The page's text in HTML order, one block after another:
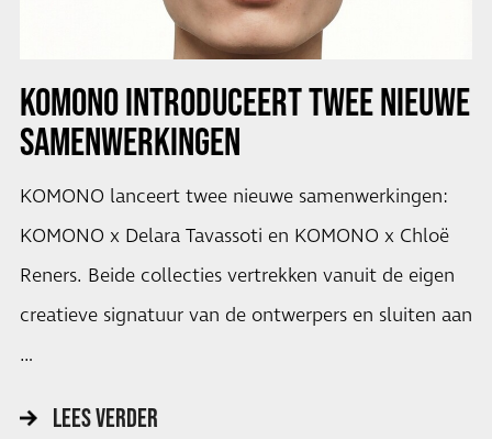
KOMONO INTRODUCEERT TWEE NIEUWE
SAMENWERKINGEN
KOMONO lanceert twee nieuwe samenwerkingen:
KOMONO x Delara Tavassoti en KOMONO x Chloë
Reners. Beide collecties vertrekken vanuit de eigen
creatieve signatuur van de ontwerpers en sluiten aan
…
LEES VERDER